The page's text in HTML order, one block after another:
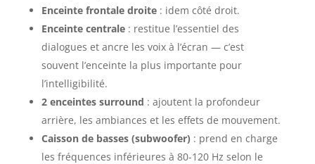
Enceinte frontale droite: idem côté droit.
Enceinte centrale: restitue l’essentiel des
dialogues et ancre les voix à l’écran — c’est
souvent l’enceinte la plus importante pour
l’intelligibilité.
2 enceintes surround : ajoutent la profondeur
arrière, les ambiances et les effets de mouvement.
Caisson de basses (subwoofer) : prend en charge
les fréquences inférieures à 80-120 Hz selon le